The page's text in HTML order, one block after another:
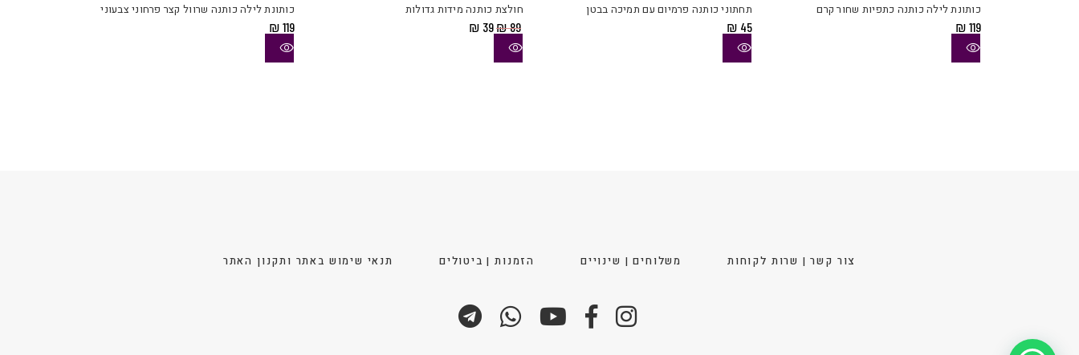
כותונת לילה כותנה שרוול קצר פרחוני צבעוני
₪ 119
מספר
סוגים.
ניתן
חולצת כותנה מידות גדולות
₪89
המחיר
המקורי
₪ 89.
₪ 39
מספר
סוגים.
ניתן
תחתוני כותנה פרמיום עם תמיכה בבטן
₪ 45
מספר
סוגים.
ניתן
כותונת לילה כותנה כתפיות שחור קרם
₪ 119
צור קשר | שרות לקוחות משלוחים | שינויים הזמנות | ביטולים תנאי שימוש באתר ותקנון האתר